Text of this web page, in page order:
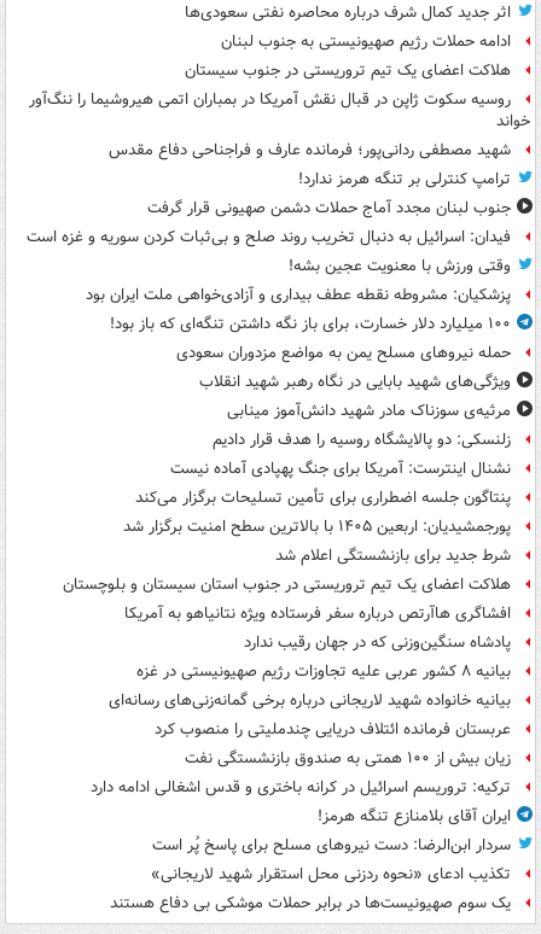
اثر جدید کمال شرف درباره محاصره نفتی سعودی‌ها
ادامه حملات رژیم صهیونیستی به جنوب لبنان
هلاکت اعضای یک تیم تروریستی در جنوب سیستان
روسیه سکوت ژاپن در قبال نقش آمریکا در بمباران اتمی هیروشیما را ننگ‌آور
خواند
شهید مصطفی ردانی‌پور؛ فرمانده عارف و فراجناحی دفاع مقدس
ترامپ کنترلی بر تنگه هرمز ندارد!
جنوب لبنان مجدد آماج حملات دشمن صهیونی قرار گرفت
فیدان: اسرائیل به دنبال تخریب روند صلح و بی‌ثبات کردن سوریه و غزه است
وقتی ورزش با معنویت عجین بشه!
پزشکیان: مشروطه نقطه عطف بیداری و آزادی‌خواهی ملت ایران بود
۱۰۰ میلیارد دلار خسارت، برای باز نگه داشتن تنگه‌ای که باز بود!
حمله نیروهای مسلح یمن به مواضع مزدوران سعودی
ویژگی‌های شهید بابایی در نگاه رهبر شهید انقلاب
مرثیه‌ی سوزناک مادر شهید دانش‌آموز مینابی
زلنسکی: دو پالایشگاه روسیه را هدف قرار دادیم
نشنال اینترست: آمریکا برای جنگ پهپادی آماده نیست
پنتاگون جلسه اضطراری برای تأمین تسلیحات برگزار می‌کند
پورجمشیدیان: اربعین ۱۴۰۵ با بالاترین سطح امنیت برگزار شد
شرط جدید برای بازنشستگی اعلام شد
هلاکت اعضای یک تیم تروریستی در جنوب استان سیستان و بلوچستان
افشاگری هاآرتص درباره سفر فرستاده ویژه نتانیاهو به آمریکا
پادشاه سنگین‌وزنی که در جهان رقیب ندارد
بیانیه ۸ کشور عربی علیه تجاوزات رژیم صهیونیستی در غزه
بیانیه خانواده شهید لاریجانی درباره برخی گمانه‌زنی‌های رسانه‌ای
عربستان فرمانده ائتلاف دریایی چندملیتی را منصوب کرد
زیان بیش از ۱۰۰ همتی به صندوق‌ بازنشستگی نفت
ترکیه: تروریسم اسرائیل در کرانه باختری و قدس اشغالی ادامه دارد
ایران آقای بلامنازع تنگه هرمز!
سردار ابن‌الرضا: دست نیروهای مسلح برای پاسخ پُر است
تکذیب ادعای «نحوه ردزنی محل استقرار شهید لاریجانی»
یک‌ سوم صهیونیست‌ها در برابر حملات موشکی بی دفاع هستند